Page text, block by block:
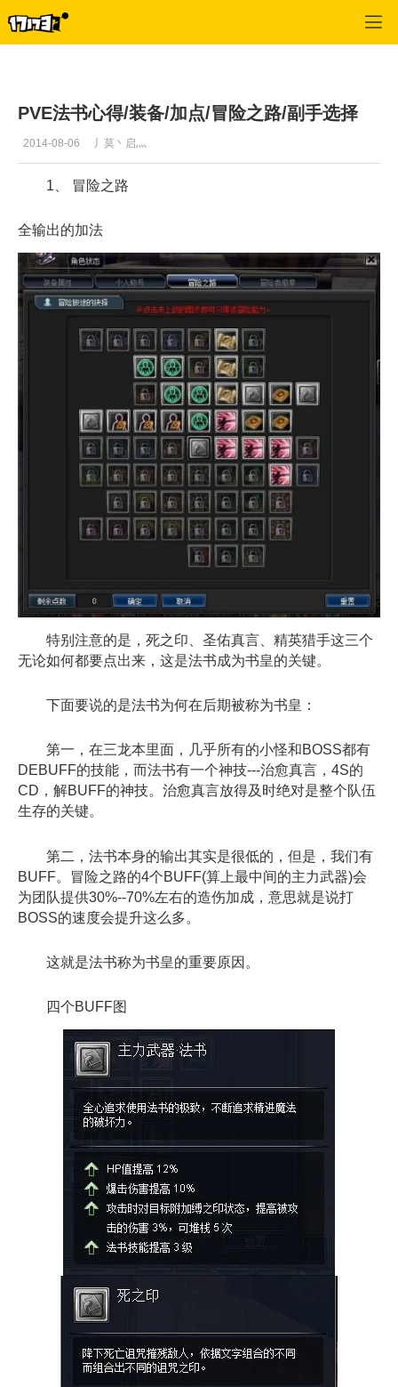
PVE法书心得/装备/加点/冒险之路/副手选择
2014-08-06 丿莫丶启灬
1、 冒险之路
全输出的加法
特别注意的是，死之印、圣佑真言、精英猎手这三个
无论如何都要点出来，这是法书成为书皇的关键。
下面要说的是法书为何在后期被称为书皇：
第一，在三龙本里面，几乎所有的小怪和BOSS都有
DEBUFF的技能，而法书有一个神技---治愈真言，4S的
CD，解BUFF的神技。治愈真言放得及时绝对是整个队伍
生存的关键。
第二，法书本身的输出其实是很低的，但是，我们有
BUFF。冒险之路的4个BUFF(算上最中间的主力武器)会
为团队提供30%--70%左右的造伤加成，意思就是说打
BOSS的速度会提升这么多。
这就是法书称为书皇的重要原因。
四个BUFF图